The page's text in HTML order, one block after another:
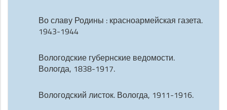
Во славу Родины : красноармейская газета.
1943-1944
Вологодские губернские ведомости.
Вологда, 1838-1917.
Вологодский листок. Вологда, 1911-1916.